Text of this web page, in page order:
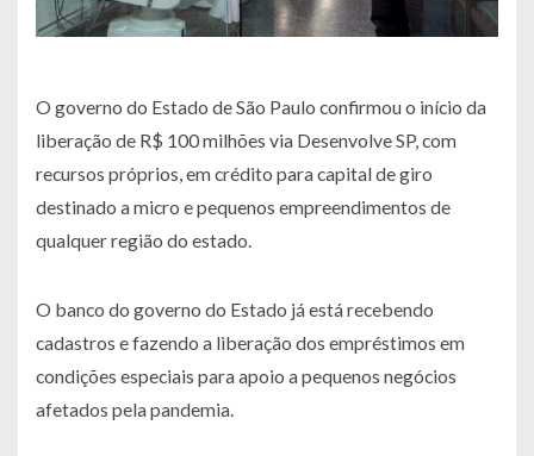
O governo do Estado de São Paulo confirmou o início da
liberação de R$ 100 milhões via Desenvolve SP, com
recursos próprios, em crédito para capital de giro
destinado a micro e pequenos empreendimentos de
qualquer região do estado.
O banco do governo do Estado já está recebendo
cadastros e fazendo a liberação dos empréstimos em
condições especiais para apoio a pequenos negócios
afetados pela pandemia.